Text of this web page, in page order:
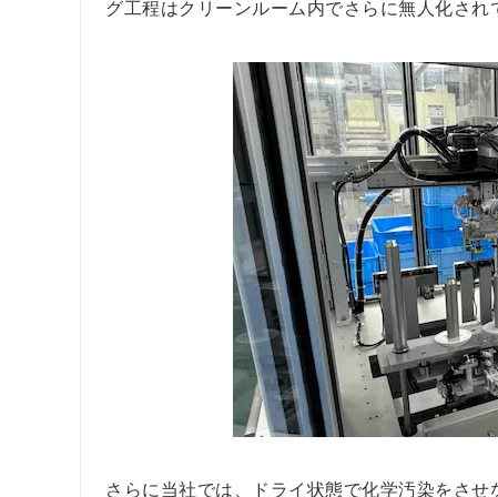
グ工程はクリーンルーム内でさらに無人化さ
さらに当社では、ドライ状態で化学汚染をさ